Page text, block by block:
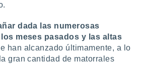
dada las numerosas
meses pasados y las altas
han alcanzado últimamente, a lo
gran cantidad de matorrales